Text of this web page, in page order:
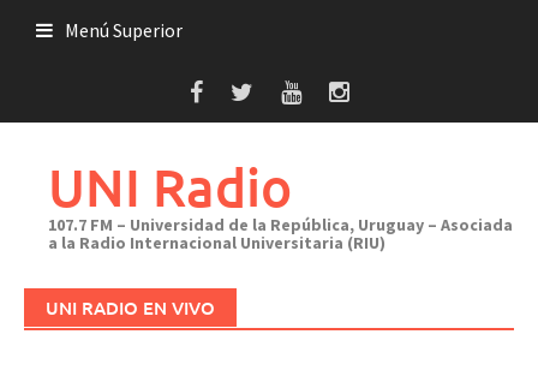
Menú Superior
UNI Radio
107.7 FM – Universidad de la República, Uruguay – Asociada
a la Radio Internacional Universitaria (RIU)
UNI RADIO EN VIVO